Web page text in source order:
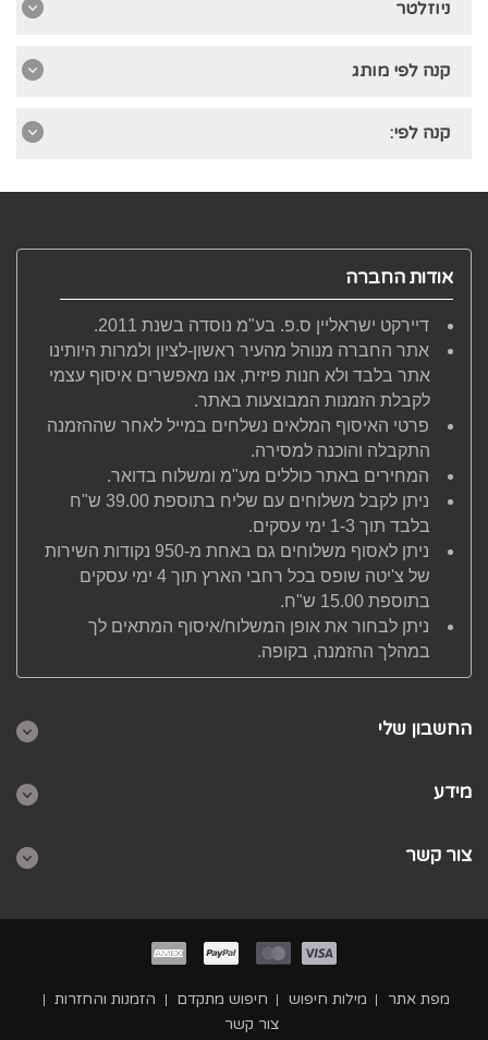
ניוזלטר
קנה לפי מותג
קנה לפי:
אודות החברה
דיירקט ישראליין ס.פ. בע"מ נוסדה בשנת 2011.
אתר החברה מנוהל מהעיר ראשון-לציון ולמרות היותינו
אתר בלבד ולא חנות פיזית, אנו מאפשרים איסוף עצמי
לקבלת הזמנות המבוצעות באתר.
פרטי האיסוף המלאים נשלחים במייל לאחר שההזמנה
התקבלה והוכנה למסירה.
המחירים באתר כוללים מע"מ ומשלוח בדואר.
ניתן לקבל משלוחים עם שליח בתוספת 39.00 ש"ח
בלבד תוך 1-3 ימי עסקים.
ניתן לאסוף משלוחים גם באחת מ-950 נקודות השירות
של צ'יטה שופס בכל רחבי הארץ תוך 4 ימי עסקים
בתוספת 15.00 ש"ח.
ניתן לבחור את אופן המשלוח/איסוף המתאים לך
במהלך ההזמנה, בקופה.
החשבון שלי
מידע
צור קשר
מפת אתר מילות חיפוש חיפוש מתקדם
הזמנות והחזרות
צור קשר